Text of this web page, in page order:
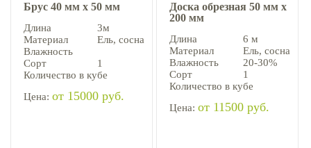
Брус 40 мм х 50 мм
Длина
3м
Материал
Ель, cосна
Влажность
Сорт
1
Количество в кубе
Цена: от 15000 руб.
Доска обрезная 50 мм х
200 мм
Длина
6 м
Материал
Ель, cосна
Влажность
20-30%
Сорт
1
Количество в кубе
Цена: от 11500 руб.